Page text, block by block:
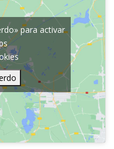
para activar